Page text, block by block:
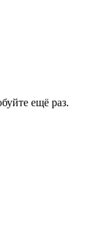
ещё раз.